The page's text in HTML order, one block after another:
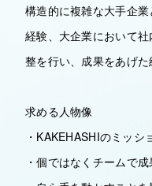
構造的に複雑な大手企
経験、大企業において
整を行い、成果をあげた
求める人物像
・KAKEHASHIのミッ
・個ではなくチームで